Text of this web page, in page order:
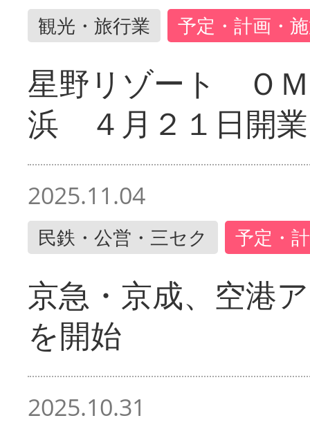
観光・旅行業 予定・計画・
星野リゾート Ｏ
浜 ４月２１日開業
2025.11.04
民鉄・公営・三セク 予定・
京急・京成、空港
を開始
2025.10.31